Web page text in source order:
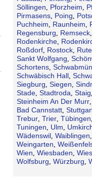
Söllingen
Pforzheim
Pirmasens, Poing
Puchheim Raunheim
Regensburg Remseck,
Rodenkirche,
Roßdorf, Rostock,
Sankt Wolfgang
Schortens,
Schwäbisch Hall,
Siegburg Siegen
Stade, Stadtroda Staig
Steinheim An Der Murr,
Bad Cannstatt,
Trebur, Trier, Tübingen
Tuningen Ulm
Wädenswil, Waiblingen
Weingarten
Wien Wiesbaden
Wolfsburg Würzburg